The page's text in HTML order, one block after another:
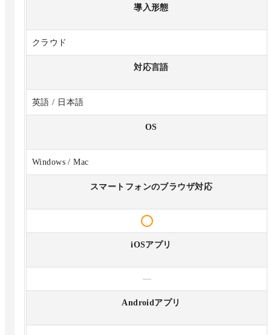
導入形態
クラウド
対応言語
英語 / 日本語
OS
Windows / Mac
スマートフォンのブラウザ対応
iOSアプリ
—
Androidアプリ